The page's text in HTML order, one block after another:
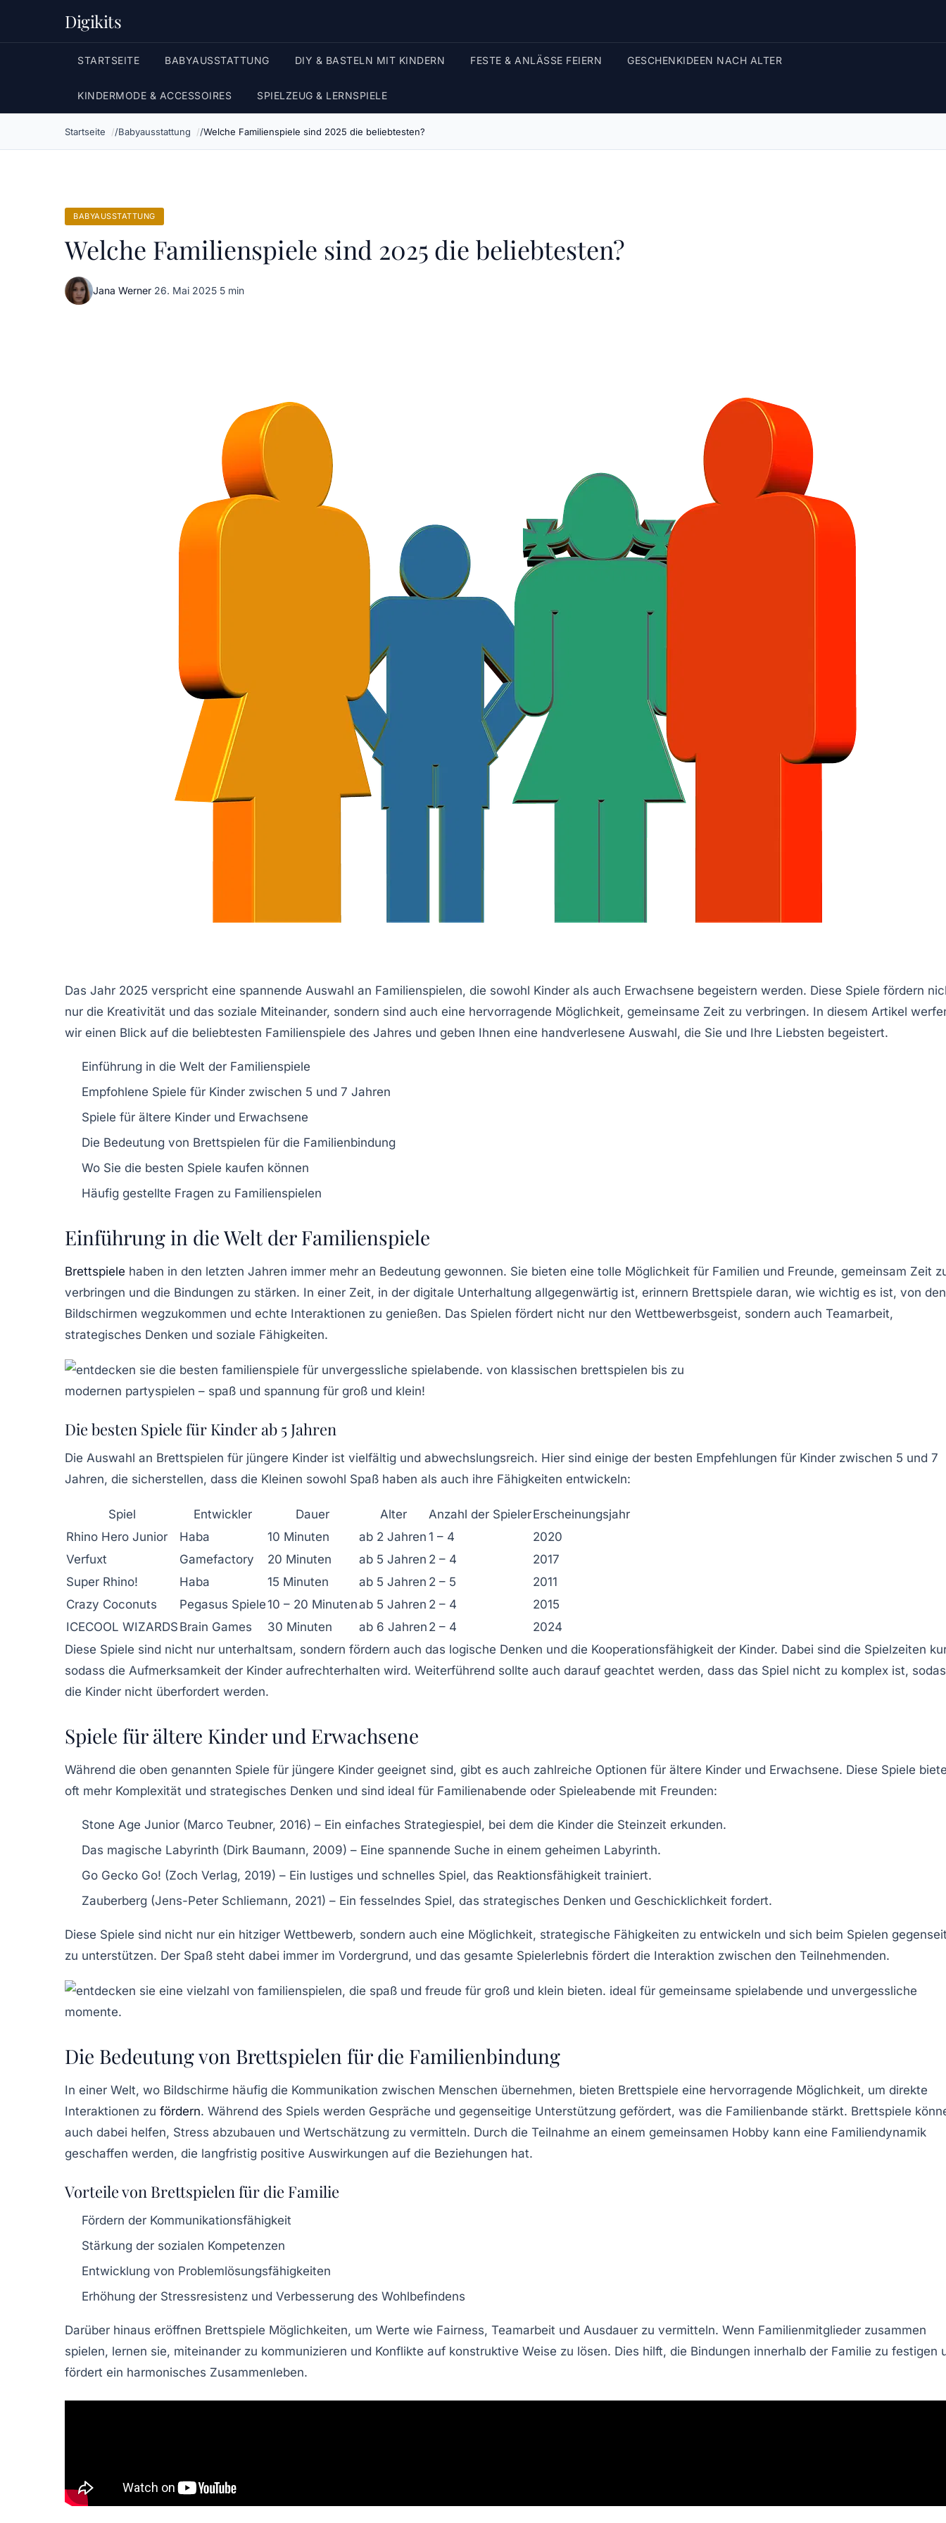
Digikits
STARTSEITE BABYAUSSTATTUNG DIY & BASTELN MIT KINDERN FESTE & ANLÄSSE FEIERN GESCHENKIDEEN NACH ALTER
KINDERMODE & ACCESSOIRES SPIELZEUG & LERNSPIELE
Startseite Babyausstattung Welche Familienspiele sind 2025 die beliebtesten?
BABYAUSSTATTUNG
Welche Familienspiele sind 2025 die beliebtesten?
Jana Werner·26. Mai 2025·5 min
Das Jahr 2025 verspricht eine spannende Auswahl an Familienspielen, die sowohl Kinder als auch Erwachsene begeistern werden. Diese Spiele fördern
nur die Kreativität und das soziale Miteinander, sondern sind auch eine hervorragende Möglichkeit, gemeinsame Zeit zu verbringen. In diesem Artikel
wir einen Blick auf die beliebtesten Familienspiele des Jahres und geben Ihnen eine handverlesene Auswahl, die Sie und Ihre Liebsten begeistert.
Einführung in die Welt der Familienspiele
Empfohlene Spiele für Kinder zwischen 5 und 7 Jahren
Spiele für ältere Kinder und Erwachsene
Die Bedeutung von Brettspielen für die Familienbindung
Wo Sie die besten Spiele kaufen können
Häufig gestellte Fragen zu Familienspielen
Einführung in die Welt der Familienspiele
Brettspiele haben in den letzten Jahren immer mehr an Bedeutung gewonnen. Sie bieten eine tolle Möglichkeit für Familien und Freunde, gemeinsam Zeit
verbringen und die Bindungen zu stärken. In einer Zeit, in der digitale Unterhaltung allgegenwärtig ist, erinnern Brettspiele daran, wie wichtig es ist, von den
Bildschirmen wegzukommen und echte Interaktionen zu genießen. Das Spielen fördert nicht nur den Wettbewerbsgeist, sondern auch Teamarbeit,
strategisches Denken und soziale Fähigkeiten.
Die besten Spiele für Kinder ab 5 Jahren
Die Auswahl an Brettspielen für jüngere Kinder ist vielfältig und abwechslungsreich. Hier sind einige der besten Empfehlungen für Kinder zwischen 5 und 7
Jahren, die sicherstellen, dass die Kleinen sowohl Spaß haben als auch ihre Fähigkeiten entwickeln:
Spiel Entwickler Dauer Alter Anzahl der SpielerErscheinungsjahr
Rhino Hero Junior
Haba 10 Minuten ab 2 Jahren 1 – 4
2020
Verfuxt
Gamefactory 20 Minuten ab 5 Jahren 2 – 4
2017
Super Rhino!
Haba 15 Minuten ab 5 Jahren 2 – 5
2011
Crazy Coconuts
Pegasus Spiele10 – 20 Minutenab 5 Jahren 2 – 4
2015
ICECOOL WIZARDS Brain Games 30 Minuten ab 6 Jahren 2 – 4
2024
Diese Spiele sind nicht nur unterhaltsam, sondern fördern auch das logische Denken und die Kooperationsfähigkeit der Kinder. Dabei sind die Spielzeiten
sodass die Aufmerksamkeit der Kinder aufrechterhalten wird. Weiterführend sollte auch darauf geachtet werden, dass das Spiel nicht zu komplex ist,
die Kinder nicht überfordert werden.
Spiele für ältere Kinder und Erwachsene
Während die oben genannten Spiele für jüngere Kinder geeignet sind, gibt es auch zahlreiche Optionen für ältere Kinder und Erwachsene. Diese Spiele
oft mehr Komplexität und strategisches Denken und sind ideal für Familienabende oder Spieleabende mit Freunden:
Stone Age Junior (Marco Teubner, 2016) – Ein einfaches Strategiespiel, bei dem die Kinder die Steinzeit erkunden.
Das magische Labyrinth (Dirk Baumann, 2009) – Eine spannende Suche in einem geheimen Labyrinth.
Go Gecko Go! (Zoch Verlag, 2019) – Ein lustiges und schnelles Spiel, das Reaktionsfähigkeit trainiert.
Zauberberg (Jens-Peter Schliemann, 2021) – Ein fesselndes Spiel, das strategisches Denken und Geschicklichkeit fordert.
Diese Spiele sind nicht nur ein hitziger Wettbewerb, sondern auch eine Möglichkeit, strategische Fähigkeiten zu entwickeln und sich beim Spielen
zu unterstützen. Der Spaß steht dabei immer im Vordergrund, und das gesamte Spielerlebnis fördert die Interaktion zwischen den Teilnehmenden.
Die Bedeutung von Brettspielen für die Familienbindung
In einer Welt, wo Bildschirme häufig die Kommunikation zwischen Menschen übernehmen, bieten Brettspiele eine hervorragende Möglichkeit, um direkte
Interaktionen zu fördern. Während des Spiels werden Gespräche und gegenseitige Unterstützung gefördert, was die Familienbande stärkt. Brettspiele
auch dabei helfen, Stress abzubauen und Wertschätzung zu vermitteln. Durch die Teilnahme an einem gemeinsamen Hobby kann eine Familiendynamik
geschaffen werden, die langfristig positive Auswirkungen auf die Beziehungen hat.
Vorteile von Brettspielen für die Familie
Fördern der Kommunikationsfähigkeit
Stärkung der sozialen Kompetenzen
Entwicklung von Problemlösungsfähigkeiten
Erhöhung der Stressresistenz und Verbesserung des Wohlbefindens
Darüber hinaus eröffnen Brettspiele Möglichkeiten, um Werte wie Fairness, Teamarbeit und Ausdauer zu vermitteln. Wenn Familienmitglieder zusammen
spielen, lernen sie, miteinander zu kommunizieren und Konflikte auf konstruktive Weise zu lösen. Dies hilft, die Bindungen innerhalb der Familie zu festigen
fördert ein harmonisches Zusammenleben.